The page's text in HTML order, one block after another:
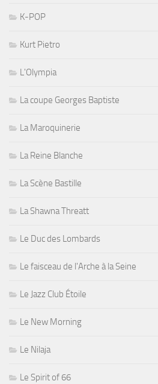
K-POP
Kurt Pietro
L'Olympia
La coupe Georges Baptiste
La Maroquinerie
La Reine Blanche
La Scène Bastille
La Shawna Threatt
Le Duc des Lombards
Le faisceau de l'Arche à la Seine
Le Jazz Club Étoile
Le New Morning
Le Nilaja
Le Spirit of 66